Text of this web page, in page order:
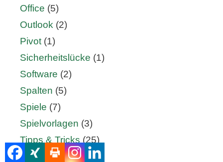
Office (5)
Outlook (2)
Pivot (1)
Sicherheitslücke (1)
Software (2)
Spalten (5)
Spiele (7)
Spielvorlagen (3)
Tipps & Tricks (25)
Tippspiel(33)